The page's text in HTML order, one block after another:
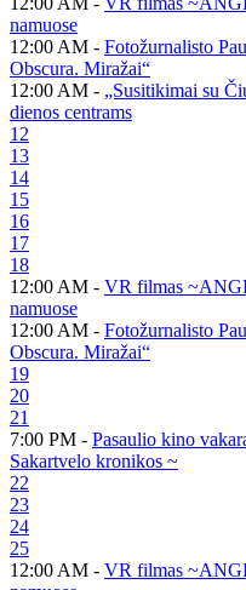
namuose
12:00 AM - Fotožurnalisto
Obscura. Miražai“
12:00 AM - „Susitikimai su
dienos centrams
12
13
14
15
16
17
18
12:00 AM - VR filmas
namuose
12:00 AM - Fotožurnalisto
Obscura. Miražai“
19
20
21
7:00 PM - Pasaulio kino
Sakartvelo kronikos ~
22
23
24
25
12:00 AM - VR filmas